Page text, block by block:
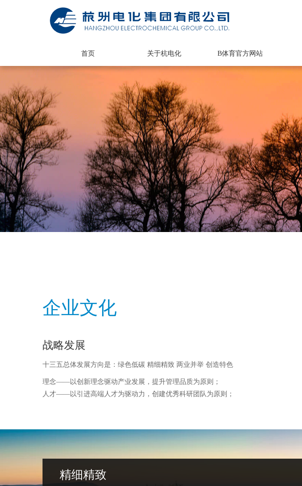
首页 关于杭电化 B体育官方网站
企业文化
战略发展
十三五总体发展方向是：绿色低碳 精细精致 两业并举 创造特色
理念——以创新理念驱动产业发展，提升管理品质为原则；
人才——以引进高端人才为驱动力，创建优秀科研团队为原则；
精细精致